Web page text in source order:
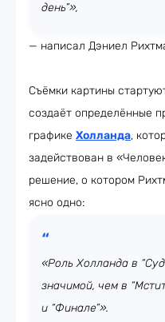
день”»,
— написал Дэниел
Съёмки картины
создаёт определённые
графике Холланда,
задействован в
решение, о котором
ясно одно:
«Роль Холланда в
значимой, чем в
и “Финале”».